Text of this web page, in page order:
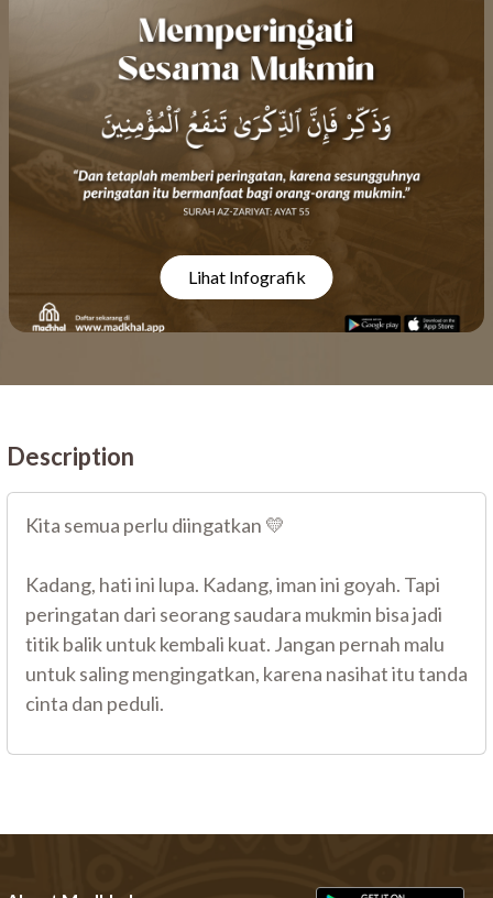
Lihat Infografik
Description
Kita semua perlu diingatkan 💛
Kadang, hati ini lupa. Kadang, iman ini goyah. Tapi
peringatan dari seorang saudara mukmin bisa jadi
titik balik untuk kembali kuat. Jangan pernah malu
untuk saling mengingatkan, karena nasihat itu tanda
cinta dan peduli.